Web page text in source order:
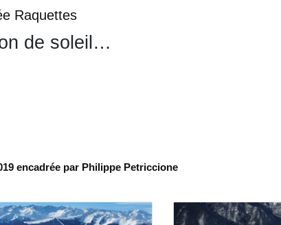
Raquettes
de soleil…
encadrée par Philippe Petriccione